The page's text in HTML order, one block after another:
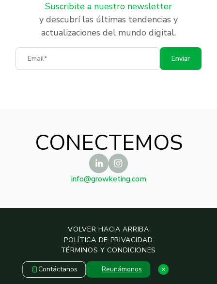
Suscribite a nuestro newsletter
y descubrí las últimas tendencias y
actualizaciones del mundo digital.
Email
Enviar
CONECTEMOS
info@growketing.com
VOLVER HACIA ARRIBA
POLÍTICA DE PRIVACIDAD
TÉRMINOS Y CONDICIONES
POLÍTICA DE SEGURIDAD
COPYRIGHT © 2019 – 2026 — GROWKETING
Contáctanos Reunámonos